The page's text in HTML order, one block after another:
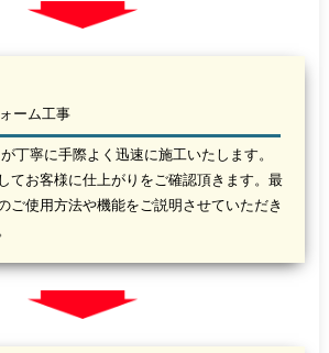
ーム工事
丁寧に手際よく迅速に施工いたします。
てお客様に仕上がりをご確認頂きます。最
ご使用方法や機能をご説明させていただき